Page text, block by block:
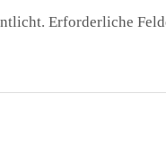
Erforderliche